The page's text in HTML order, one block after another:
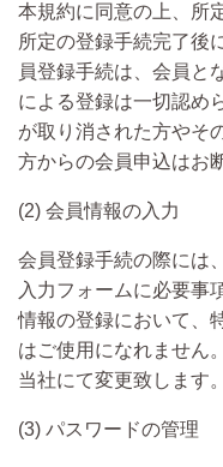
本規約に同意の上、所
所定の登録手続完了後
員登録手続は、会員と
による登録は一切認め
が取り消された方やそ
方からの会員申込はお
(2) 会員情報の入力
会員登録手続の際には
入力フォームに必要事
情報の登録において、
はご使用になれません
当社にて変更致します。
(3) パスワードの管理